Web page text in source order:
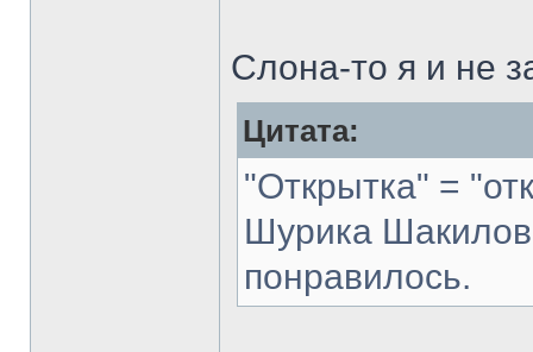
Слона-то я и не
Цитата:
"Открытка" =
Шурика
понравилось.